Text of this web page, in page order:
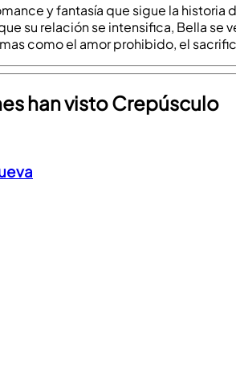
y fantasía que sigue la historia
su relación se intensifica, Bella
como el amor prohibido, el
han visto Crepúsculo